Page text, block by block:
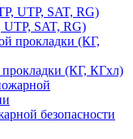
UTP, SAT, RG)
прокладки (КГ, КГхл)
безопасности